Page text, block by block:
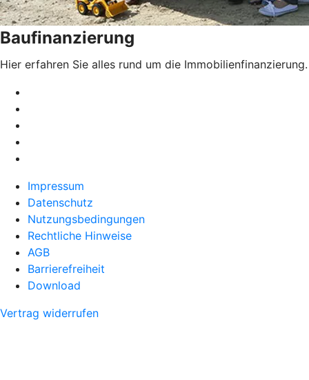
Baufinanzierung
Hier erfahren Sie alles rund um die Immobilienfinanzierung.
Impressum
Datenschutz
Nutzungsbedingungen
Rechtliche Hinweise
AGB
Barrierefreiheit
Download
Vertrag widerrufen